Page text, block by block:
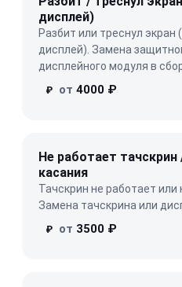
дисплей)
Разбит или треснул экран
дисплей). Замена
дисплейного модуля в
₽ от 4000 ₽
Не работает тачскрин
касания
Тачскрин не работает или
Замена тачскрина или
₽ от 3500 ₽